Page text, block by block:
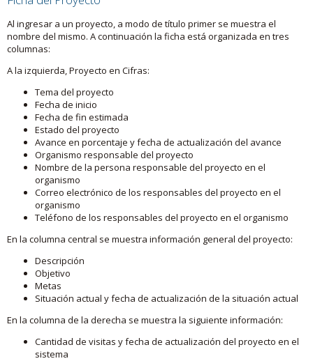
Al ingresar a un proyecto, a modo de título primer se muestra el
nombre del mismo. A continuación la ficha está organizada en tres
columnas:
A la izquierda, Proyecto en Cifras:
Tema del proyecto
Fecha de inicio
Fecha de fin estimada
Estado del proyecto
Avance en porcentaje y fecha de actualización del avance
Organismo responsable del proyecto
Nombre de la persona responsable del proyecto en el
organismo
Correo electrónico de los responsables del proyecto en el
organismo
Teléfono de los responsables del proyecto en el organismo
En la columna central se muestra información general del proyecto:
Descripción
Objetivo
Metas
Situación actual y fecha de actualización de la situación actual
En la columna de la derecha se muestra la siguiente información:
Cantidad de visitas y fecha de actualización del proyecto en el
sistema